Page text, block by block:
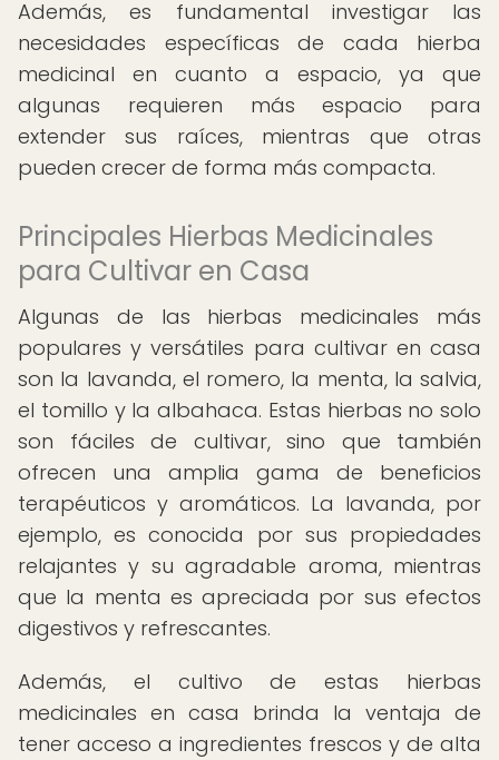
Además, es fundamental investigar las
necesidades específicas de cada hierba
medicinal en cuanto a espacio, ya que
algunas requieren más espacio para
extender sus raíces, mientras que otras
pueden crecer de forma más compacta.
Principales Hierbas Medicinales
para Cultivar en Casa
Algunas de las hierbas medicinales más
populares y versátiles para cultivar en casa
son la lavanda, el romero, la menta, la salvia,
el tomillo y la albahaca. Estas hierbas no solo
son fáciles de cultivar, sino que también
ofrecen una amplia gama de beneficios
terapéuticos y aromáticos. La lavanda, por
ejemplo, es conocida por sus propiedades
relajantes y su agradable aroma, mientras
que la menta es apreciada por sus efectos
digestivos y refrescantes.
Además, el cultivo de estas hierbas
medicinales en casa brinda la ventaja de
tener acceso a ingredientes frescos y de alta